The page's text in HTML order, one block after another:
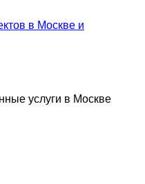
в Москве и
услуги в Москве